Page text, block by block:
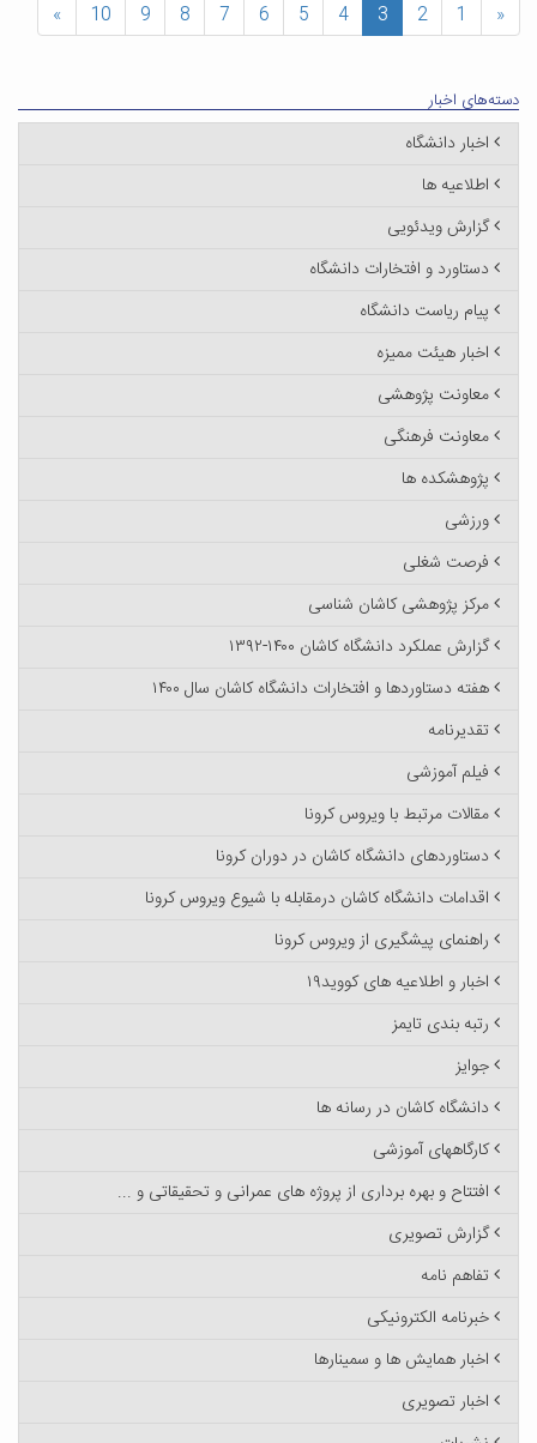
«
1
2
3
4
5
6
7
8
9
10
»
دسته‌های اخبار
اخبار دانشگاه
اطلاعیه ها
گزارش ویدئویی
دستاورد و افتخارات دانشگاه
پیام ریاست دانشگاه
اخبار هیئت ممیزه
معاونت پژوهشی
معاونت فرهنگی
پژوهشکده ها
ورزشی
فرصت شغلی
مرکز پژوهشی کاشان شناسی
گزارش عملکرد دانشگاه کاشان ۱۴۰۰-۱۳۹۲
هفته دستاوردها و افتخارات دانشگاه کاشان سال ۱۴۰۰
تقدیرنامه
فیلم آموزشی
مقالات مرتبط با ویروس کرونا
دستاوردهای دانشگاه کاشان در دوران کرونا
اقدامات دانشگاه کاشان درمقابله با شیوع ویروس کرونا
راهنمای پیشگیری از ویروس کرونا
اخبار و اطلاعیه های کووید۱۹
رتبه بندی تایمز
جوایز
دانشگاه کاشان در رسانه ها
کارگاههای آموزشی
افتتاح و بهره برداری از پروژه های عمرانی و تحقیقاتی و ...
گزارش تصویری
تفاهم نامه
خبرنامه الکترونیکی
اخبار همایش ها و سمینارها
اخبار تصویری